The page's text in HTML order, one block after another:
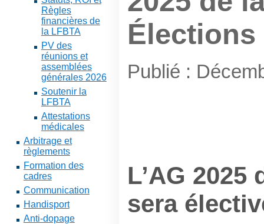
Règles
financières de
la LFBTA
PV des
réunions et
assemblées
générales 2026
Soutenir la
LFBTA
Attestations
médicales
Arbitrage et
règlements
Formation des
cadres
Communication
Handisport
Anti-dopage
Élections
Publié :
L’AG 2025
sera